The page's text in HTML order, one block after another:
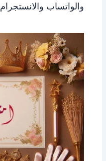
والواتساب والانستجرام